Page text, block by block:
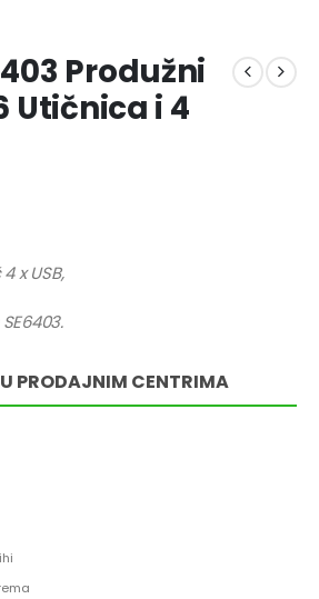
Produžni
Utičnica i 4
x USB,
PRODAJNIM CENTRIMA